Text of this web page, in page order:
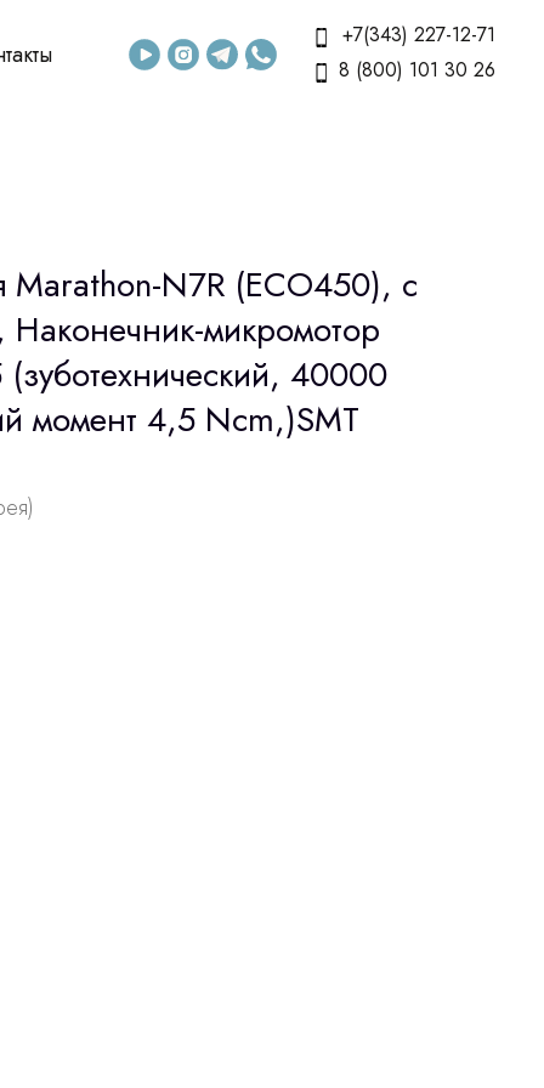
+7(343) 227-12-71
8 (800) 101 30 26
Marathon-N7R (ECO450), с
микромотор
40000
момент 4,5 Ncm,)SMT